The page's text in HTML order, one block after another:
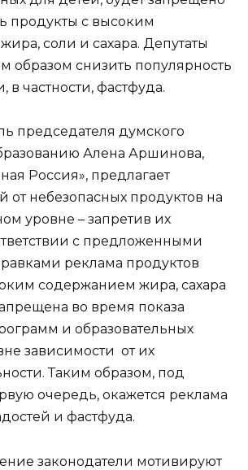
продукты с высоким
соли и сахара. Депутаты
образом снизить популярность
частности, фастфуда.
председателя думского
Алена Аршинова,
Россия», предлагает
от небезопасных продуктов на
уровне – запретив их
с предложенными
реклама продуктов
содержанием жира, сахара
во время показа
и образовательных
зависимости от их
Таким образом, под
очередь, окажется реклама
и фастфуда.
законодатели мотивируют